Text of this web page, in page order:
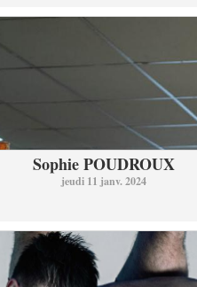
Sophie POUDROUX
jeudi 11 janv. 2024